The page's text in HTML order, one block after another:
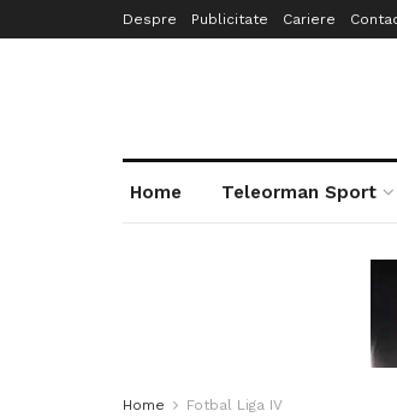
Despre Publicitate Cariere
Home Teleorman Sport
Home Fotbal Liga IV